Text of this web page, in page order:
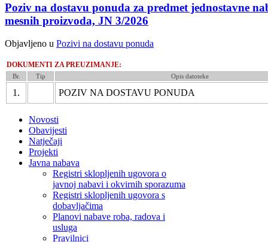
Poziv na dostavu ponuda za predmet jednostavne
mesnih proizvoda, JN 3/2026
Objavljeno u Pozivi na dostavu ponuda
DOKUMENTI ZA PREUZIMANJE:
Br. Tip Opis datoteke
1. POZIV NA DOSTAVU PONUDA
Novosti
Obavijesti
Natječaji
Projekti
Javna nabava
Registri sklopljenih ugovora o
javnoj nabavi i okvirnih sporazuma
Registri sklopljenih ugovora s
dobavljačima
Planovi nabave roba, radova i
usluga
Pravilnici